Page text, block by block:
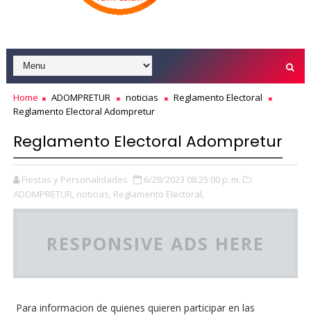
Home ADOMPRETUR noticias
Reglamento Electoral
Reglamento Electoral Adompretur
Reglamento Electoral Adompretur
Fiestas y Personalidades
6/28/2023 08:25:00 p. m.
ADOMPRETUR, noticias, Reglamento Electoral,
RESPONSIVE ADS HERE
Para informacion de quienes quieren participar en las